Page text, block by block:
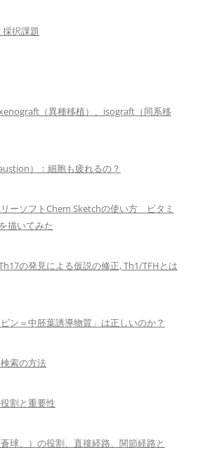
択課題
（異種移植）、isograft（同系移
）：細胞も疲れるの？
ーソフトChem Sketchの使い方 ビタミ
描いてみた
の発見による仮説の修正, Th1/TFHとは
ン＝中胚葉誘導物質」は正しいのか？
索の方法
割と重要性
球、）の役割、直接経路、関節経路と